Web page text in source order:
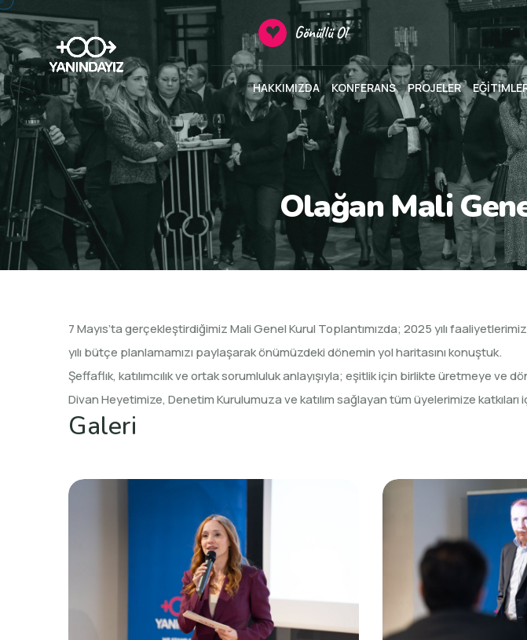
Gönüllü Ol
HAKKIMIZDA KONFERANS PROJELER
Olağan Mali
7 Mayıs’ta gerçekleştirdiğimiz Mali Genel Kurul Toplantımızda; 2025 yılı
yılı bütçe planlamamızı paylaşarak önümüzdeki dönemin yol haritasını konuştuk.
Şeffaflık, katılımcılık ve ortak sorumluluk anlayışıyla; eşitlik için birlikte üretmeye
Divan Heyetimize, Denetim Kurulumuza ve katılım sağlayan tüm üyelerimize
Galeri